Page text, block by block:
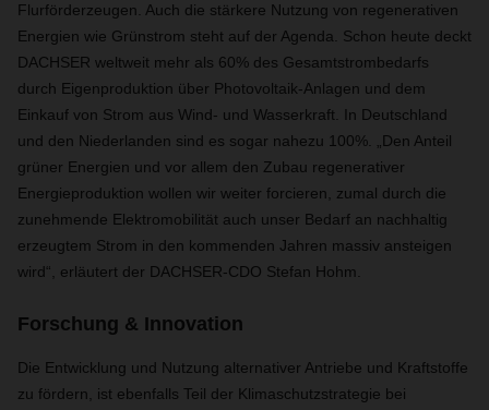
Flurförderzeugen. Auch die stärkere Nutzung von regenerativen
Energien wie Grünstrom steht auf der Agenda. Schon heute deckt
DACHSER weltweit mehr als 60% des Gesamtstrombedarfs
durch Eigenproduktion über Photovoltaik-Anlagen und dem
Einkauf von Strom aus Wind- und Wasserkraft. In Deutschland
und den Niederlanden sind es sogar nahezu 100%. „Den Anteil
grüner Energien und vor allem den Zubau regenerativer
Energieproduktion wollen wir weiter forcieren, zumal durch die
zunehmende Elektromobilität auch unser Bedarf an nachhaltig
erzeugtem Strom in den kommenden Jahren massiv ansteigen
wird“, erläutert der DACHSER-CDO Stefan Hohm.
Forschung & Innovation
Die Entwicklung und Nutzung alternativer Antriebe und Kraftstoffe
zu fördern, ist ebenfalls Teil der Klimaschutzstrategie bei